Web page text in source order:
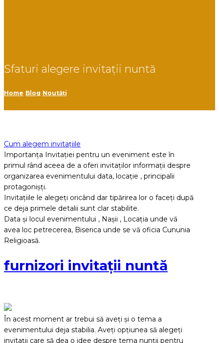
Sfaturi alegere invitații nuntă
Home Blog Noutăți
Cum alegem invitațiile
Importanța Invitației pentru un eveniment este în
primul rând aceea de a oferi invitaților informații despre
organizarea evenimentului data, locație , principalii
protagonișți.
Invitațiile le alegeți oricând dar tipărirea lor o faceți după
ce deja primele detalii sunt clar stabilite.
Data și locul evenimentului , Nașii , Locația unde vă
avea loc petrecerea, Biserica unde se vă oficia Cununia
Religioasă.
furnizori invitații nuntă
În acest moment ar trebui să aveți și o tema a
evenimentului deja stabilia. Aveți opțiunea să alegeți
invitații care să dea o idee despre tema nunții pentru